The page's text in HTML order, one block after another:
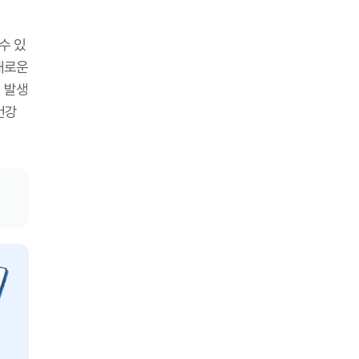
있
로운
생
강